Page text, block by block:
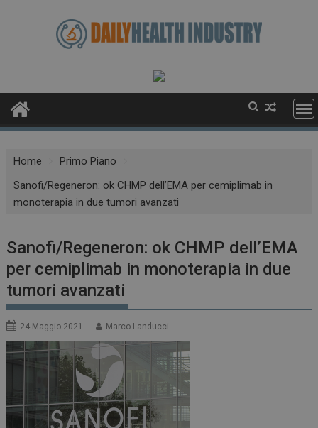
Home
Primo Piano
Sanofi/Regeneron: ok CHMP dell’EMA per cemiplimab in
monoterapia in due tumori avanzati
Sanofi/Regeneron: ok CHMP dell’EMA
per cemiplimab in monoterapia in due
tumori avanzati
24 Maggio 2021 Marco Landucci